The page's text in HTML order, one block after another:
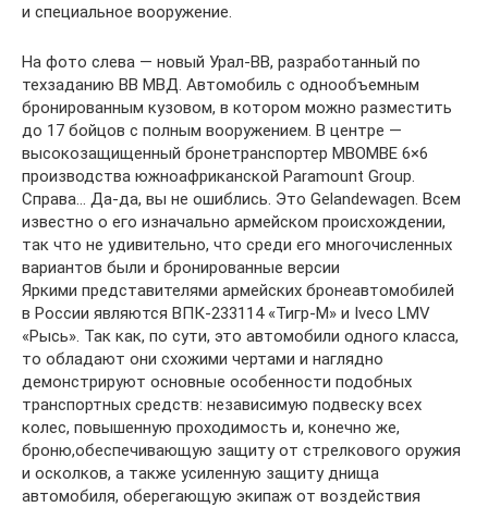
и специальное вооружение.
На фото слева — новый Урал-ВВ, разработанный по
техзаданию ВВ МВД. Автомобиль с однообъемным
бронированным кузовом, в котором можно разместить
до 17 бойцов с полным вооружением. В центре —
высокозащищенный бронетранспортер MBOMBE 6×6
производства южноафриканской Paramount Group.
Справа… Да-да, вы не ошиблись. Это Gelandewagen. Всем
известно о его изначально армейском происхождении,
так что не удивительно, что среди его многочисленных
вариантов были и бронированные версии
Яркими представителями армейских бронеавтомобилей
в России являются ВПК-233114 «Тигр-М» и Iveco LMV
«Рысь». Так как, по сути, это автомобили одного класса,
то обладают они схожими чертами и наглядно
демонстрируют основные особенности подобных
транспортных средств: независимую подвеску всех
колес, повышенную проходимость и, конечно же,
броню,обеспечивающую защиту от стрелкового оружия
и осколков, а также усиленную защиту днища
автомобиля, оберегающую экипаж от воздействия